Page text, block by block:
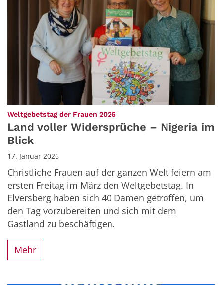
Weltgebetstag der Frauen 2026
Land voller Widersprüche – Nigeria im
Blick
17. Januar 2026
Christliche Frauen auf der ganzen Welt feiern am
ersten Freitag im März den Weltgebetstag. In
Elversberg haben sich 40 Damen getroffen, um
den Tag vorzubereiten und sich mit dem
Gastland zu beschäftigen.
Mehr